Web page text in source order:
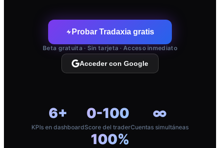
Probar Tradaxia gratis
Beta gratuita · Sin tarjeta · Acceso inmediato
Acceder con Google
6+
KPIs en dashboard
0-100
Score del trader
∞
Cuentas simultáneas
100%